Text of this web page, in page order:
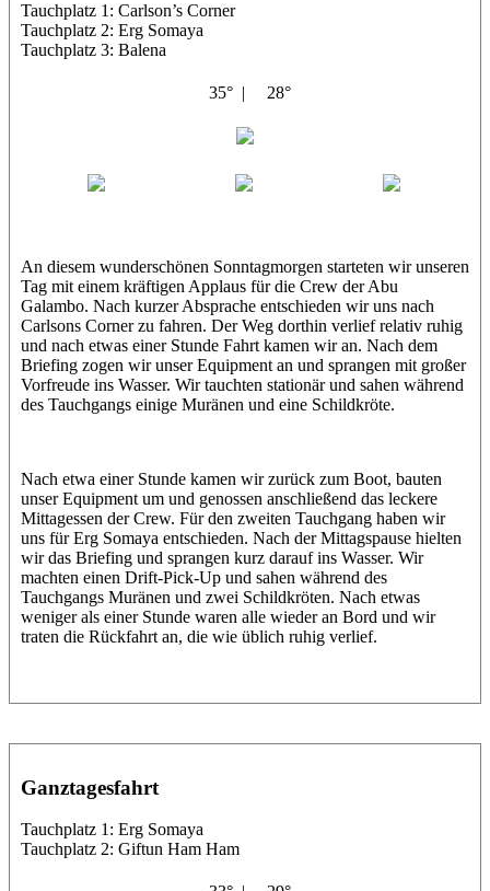
Tauchplatz 1: Carlson’s Corner
Tauchplatz 2: Erg Somaya
Tauchplatz 3: Balena
35° | 28°
An diesem wunderschönen Sonntagmorgen starteten wir unseren
Tag mit einem kräftigen Applaus für die Crew der Abu
Galambo. Nach kurzer Absprache entschieden wir uns nach
Carlsons Corner zu fahren. Der Weg dorthin verlief relativ ruhig
und nach etwas einer Stunde Fahrt kamen wir an. Nach dem
Briefing zogen wir unser Equipment an und sprangen mit großer
Vorfreude ins Wasser. Wir tauchten stationär und sahen während
des Tauchgangs einige Muränen und eine Schildkröte.
Nach etwa einer Stunde kamen wir zurück zum Boot, bauten
unser Equipment um und genossen anschließend das leckere
Mittagessen der Crew. Für den zweiten Tauchgang haben wir
uns für Erg Somaya entschieden. Nach der Mittagspause hielten
wir das Briefing und sprangen kurz darauf ins Wasser. Wir
machten einen Drift-Pick-Up und sahen während des
Tauchgangs Muränen und zwei Schildkröten. Nach etwas
weniger als einer Stunde waren alle wieder an Bord und wir
traten die Rückfahrt an, die wie üblich ruhig verlief.
Ganztagesfahrt
Tauchplatz 1: Erg Somaya
Tauchplatz 2: Giftun Ham Ham